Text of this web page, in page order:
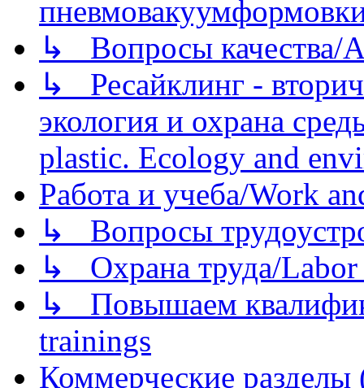
↳ Вопросы качества/
↳ Ресайклинг -
экология и охрана
plastic. Ecology and
Работа и учеба/Work
↳ Вопросы
↳ Охрана труда/Labor
↳ Повышаем
trainings
Коммерческие